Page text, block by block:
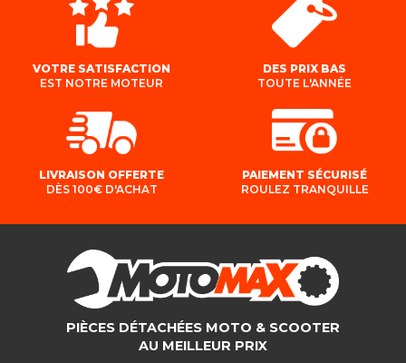
VOTRE SATISFACTION
EST NOTRE MOTEUR
DES PRIX BAS
TOUTE L'ANNÉE
LIVRAISON OFFERTE
DÈS 100€ D'ACHAT
PAIEMENT SÉCURISÉ
ROULEZ TRANQUILLE
PIÈCES DÉTACHÉES MOTO & SCOOTER
AU MEILLEUR PRIX